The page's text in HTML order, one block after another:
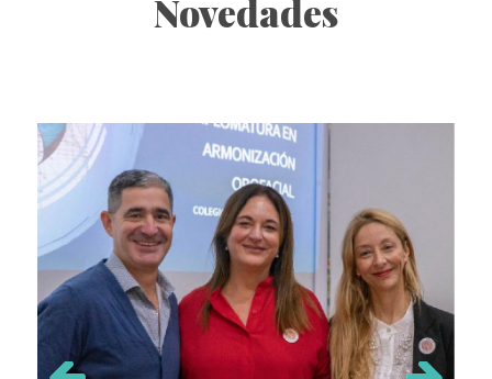
Novedades